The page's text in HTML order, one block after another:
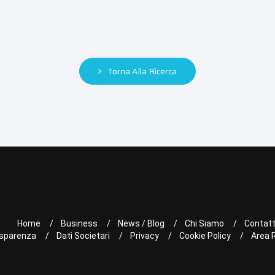
Torna Alla Ricerca
Home Business News / Blog Chi Siamo
Dati Societari Privacy Cookie Policy Area